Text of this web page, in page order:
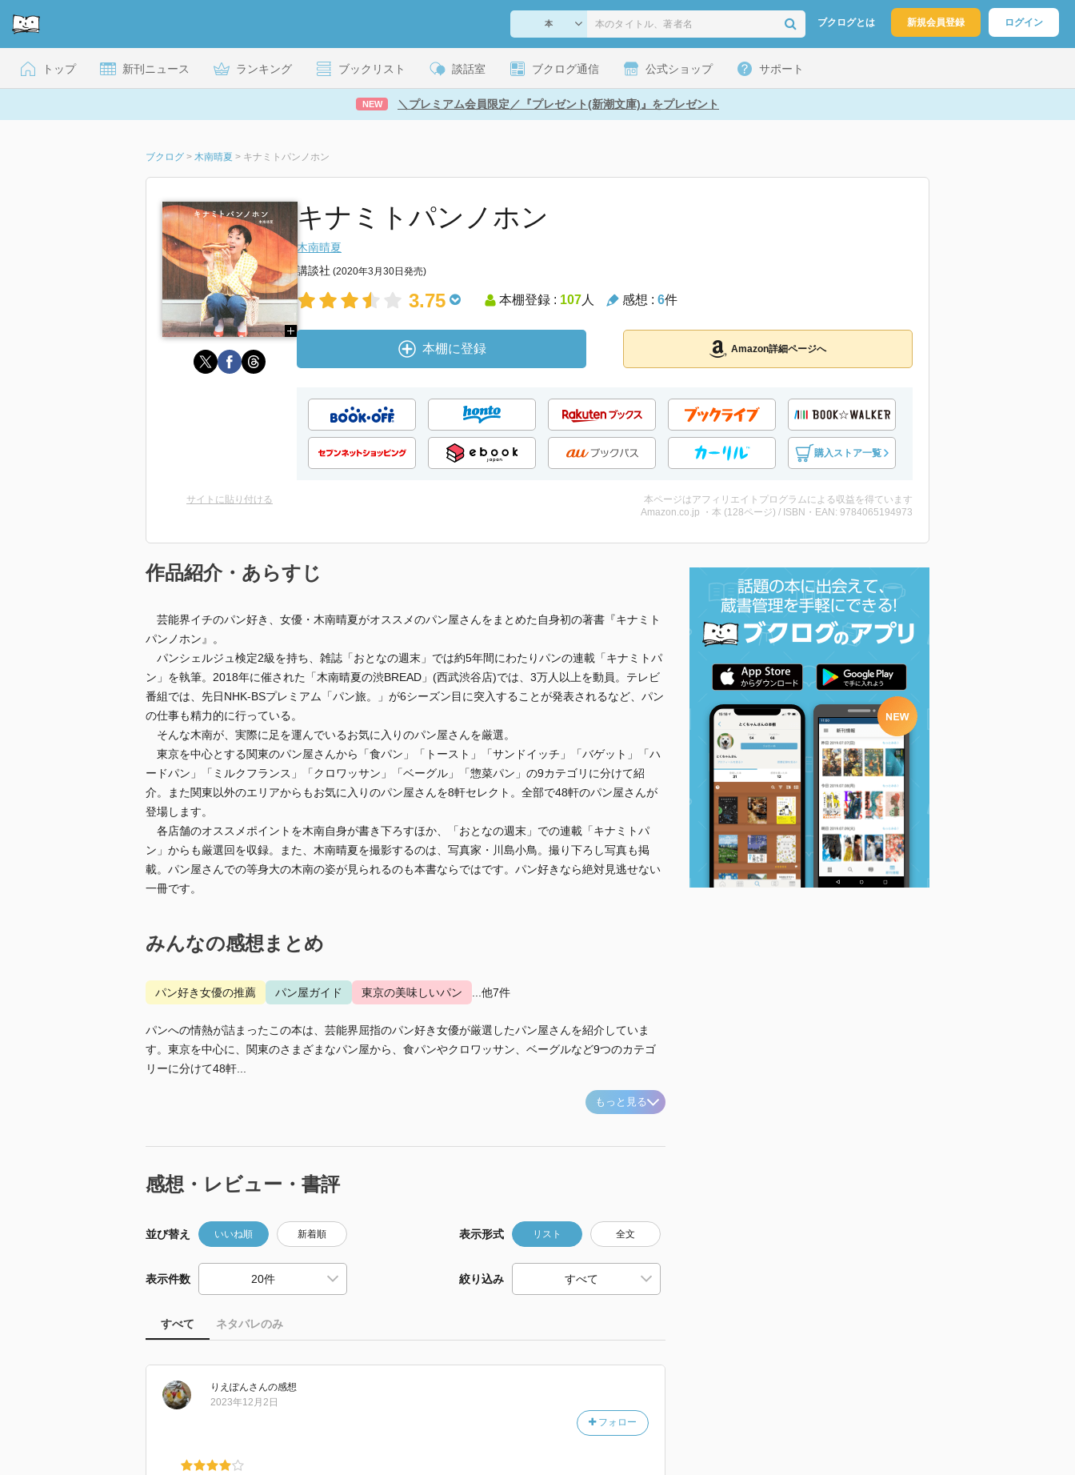
ブクログとは 新規会員登録 ログイン
トップ 新刊ニュース ランキング ブックリスト 談話室 ブクログ通信 公式ショップ サポート
NEW ＼プレミアム会員限定／『プレゼント(新潮文庫)』をプレゼント
ブクログ > 木南晴夏 > キナミトパンノホン
キナミトパンノホン
木南晴夏
講談社 (2020年3月30日発売)
3.75 本棚登録 : 107人 感想 : 6件
本棚に登録 Amazon詳細ページへ
購入ストア一覧
サイトに貼り付ける
本ページはアフィリエイトプログラムによる収益を得ています
Amazon.co.jp ・本 (128ページ) / ISBN・EAN: 9784065194973
作品紹介・あらすじ
芸能界イチのパン好き、女優・木南晴夏がオススメのパン屋さんをまとめた自身初の著書『キナミト
パンノホン』。
パンシェルジュ検定2級を持ち、雑誌「おとなの週末」では約5年間にわたりパンの連載「キナミトパ
ン」を執筆。2018年に催された「木南晴夏の渋BREAD」(西武渋谷店)では、3万人以上を動員。テレビ
番組では、先日NHK-BSプレミアム「パン旅。」が6シーズン目に突入することが発表されるなど、パン
の仕事も精力的に行っている。
そんな木南が、実際に足を運んでいるお気に入りのパン屋さんを厳選。
東京を中心とする関東のパン屋さんから「食パン」「トースト」「サンドイッチ」「バゲット」「ハ
ードパン」「ミルクフランス」「クロワッサン」「ベーグル」「惣菜パン」の9カテゴリに分けて紹
介。また関東以外のエリアからもお気に入りのパン屋さんを8軒セレクト。全部で48軒のパン屋さんが
登場します。
各店舗のオススメポイントを木南自身が書き下ろすほか、「おとなの週末」での連載「キナミトパ
ン」からも厳選回を収録。また、木南晴夏を撮影するのは、写真家・川島小鳥。撮り下ろし写真も掲
載。パン屋さんでの等身大の木南の姿が見られるのも本書ならではです。パン好きなら絶対見逃せない
一冊です。
みんなの感想まとめ
パン好き女優の推薦 パン屋ガイド 東京の美味しいパン ...他7件
パンへの情熱が詰まったこの本は、芸能界屈指のパン好き女優が厳選したパン屋さんを紹介していま
す。東京を中心に、関東のさまざまなパン屋から、食パンやクロワッサン、ベーグルなど9つのカテゴ
リーに分けて48軒...
もっと見る
感想・レビュー・書評
並び替え いいね順 新着順 表示形式 リスト 全文
表示件数 絞り込み
すべて ネタバレのみ
りえぽんさんの感想
フォロー
2023年12月2日